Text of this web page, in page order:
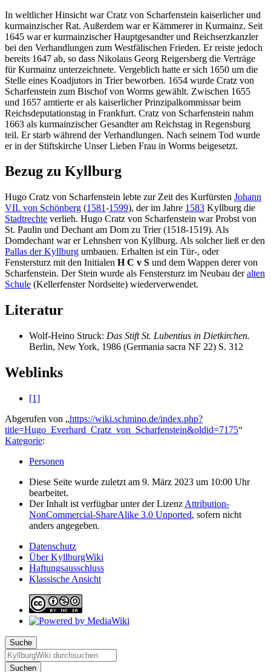
In weltlicher Hinsicht war Cratz von Scharfenstein kaiserlicher und
kurmainzischer Rat. Außerdem war er Kämmerer in Kurmainz. Seit
1645 war er kurmainzischer Hauptgesandter und Reichserzkanzler
bei den Verhandlungen zum Westfälischen Frieden. Er reiste jedoch
bereits 1647 ab, so dass Nikolaus Georg Reigersberg die Verträge
für Kurmainz unterzeichnete. Vergeblich hatte er sich 1650 um die
Stelle eines Koadjutors in Trier beworben. 1654 wurde Cratz von
Scharfenstein zum Bischof von Worms gewählt. Zwischen 1655
und 1657 amtierte er als kaiserlicher Prinzipalkommissar beim
Reichsdeputationstag in Frankfurt. Cratz von Scharfenstein nahm
1663 als kurmainzischer Gesandter am Reichstag in Regensburg
teil. Er starb während der Verhandlungen. Nach seinem Tod wurde
er in der Stiftskirche Unser Lieben Frau in Worms beigesetzt.
Bezug zu Kyllburg
Hugo Cratz von Scharfenstein lebte zur Zeit des Kurfürsten Johann
VII. von Schönberg (1581-1599), der im Jahre 1583 Kyllburg die
Stadtrechte verlieh. Hugo Cratz von Scharfenstein war Probst von
St. Paulin und Dechant am Dom zu Trier (1518-1519). Als
Domdechant war er Lehnsherr von Kyllburg. Als solcher ließ er den
Pallas der Kyllburg umbauen. Erhalten ist ein Tür-, oder
Fenstersturz mit den Initialen H C v S und dem Wappen derer von
Scharfenstein. Der Stein wurde als Fenstersturz im Neubau deralten
Schule (Kellerfenster Nordseite) wiederverwendet.
Literatur
Wolf-Heino Struck: Das Stift St. Lubentius in Dietkirchen.
Berlin, New York, 1986 (Germania sacra NF 22) S. 312
Weblinks
[1]
Abgerufen von „https://wiki.schmino.de/index.php?
title=Hugo_Everhard_Cratz_von_Scharfenstein&oldid=7175“
Kategorie:
Personen
Diese Seite wurde zuletzt am 9. März 2023 um 10:00 Uhr
bearbeitet.
Der Inhalt ist verfügbar unter der Lizenz Attribution-
NonCommercial-ShareAlike 3.0 Unported, sofern nicht
anders angegeben.
Datenschutz
Über KyllburgWiki
Haftungsausschluss
Klassische Ansicht
Suche
Suchen